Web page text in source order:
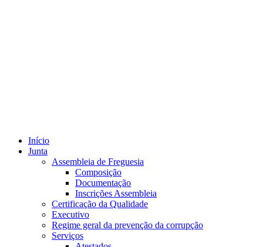
Início
Junta
Assembleia de Freguesia
Composição
Documentação
Inscrições Assembleia
Certificação da Qualidade
Executivo
Regime geral da prevenção da corrupção
Serviços